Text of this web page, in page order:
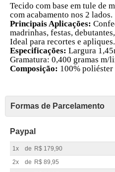
Tecido com base em tule de
com acabamento nos 2 lados.
Principais Aplicações:
madrinhas, festas,
Ideal para recortes e apliques.
Especificações: Largura
Gramatura: 0,400 gramas m/
Composição: 100% poliéster
Formas de Parcelamento
Paypal
1x de R$ 179,90
2x
de R$ 89,95